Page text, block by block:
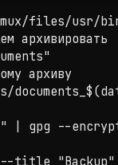
files/usr/
архивировать
архиву
| gpg --